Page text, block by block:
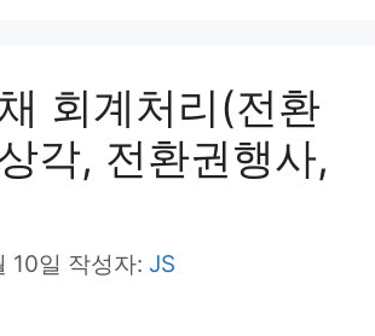
회계처리(전환
각, 전환권행사,
10일 작성자: JS